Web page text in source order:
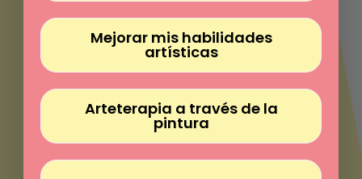
Mejorar mis habilidades
artísticas
Arteterapia a través de la
pintura